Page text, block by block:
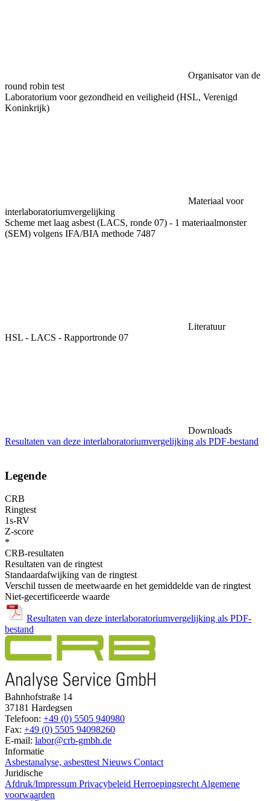
Organisator van de
round robin test
Laboratorium voor gezondheid en veiligheid (HSL, Verenigd
Koninkrijk)
Materiaal voor
interlaboratoriumvergelijking
Scheme met laag asbest (LACS, ronde 07) - 1 materiaalmonster
(SEM) volgens IFA/BIA methode 7487
Literatuur
HSL - LACS - Rapportronde 07
Downloads
Resultaten van deze interlaboratoriumvergelijking als PDF-bestand
Legende
CRB
Ringtest
1s-RV
Z-score
*
CRB-resultaten
Resultaten van de ringtest
Standaardafwijking van de ringtest
Verschil tussen de meetwaarde en het gemiddelde van de ringtest
Niet-gecertificeerde waarde
Resultaten van deze interlaboratoriumvergelijking als PDF-
bestand
Bahnhofstraße 14
37181 Hardegsen
Telefoon: +49 (0) 5505 940980
Fax: +49 (0) 5505 94098260
E-mail: labor@crb-gmbh.de
Informatie
Asbestanalyse, asbesttest Nieuws Contact
Juridische
Afdruk/Impressum Privacybeleid Herroepingsrecht Algemene
voorwaarden